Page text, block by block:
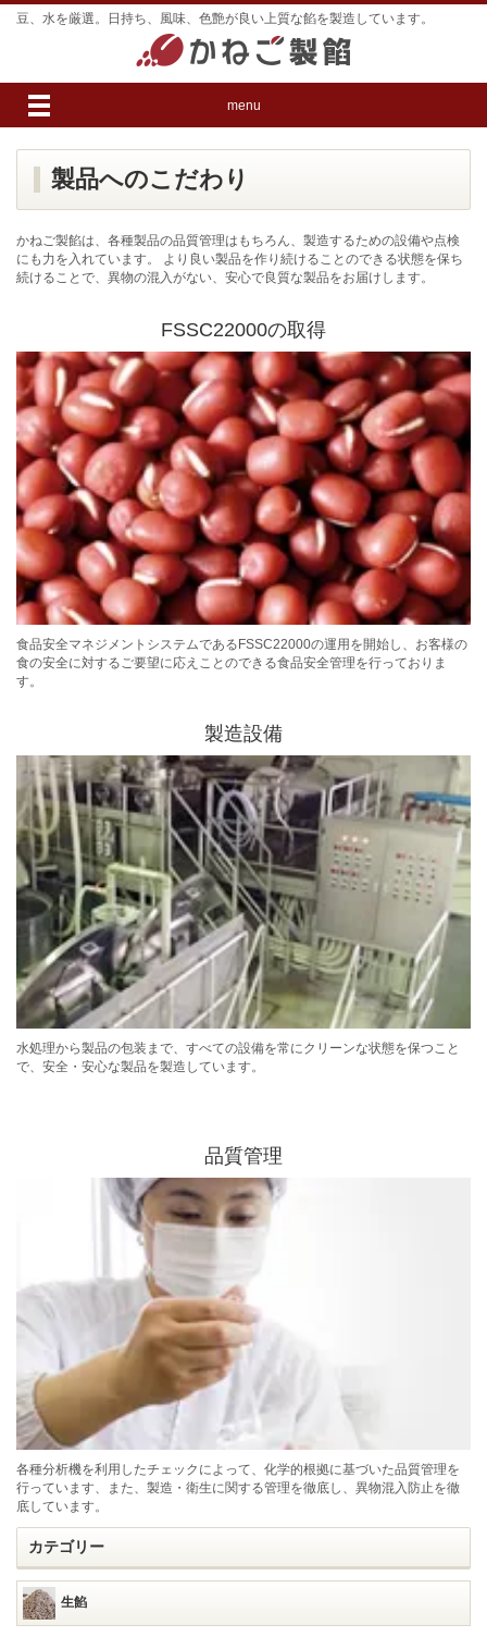
豆、水を厳選。日持ち、風味、色艶が良い上質な餡を製造しています。
menu
製品へのこだわり
かねご製餡は、各種製品の品質管理はもちろん、製造するための設備や点検
にも力を入れています。 より良い製品を作り続けることのできる状態を保ち
続けることで、異物の混入がない、安心で良質な製品をお届けします。
FSSC22000の取得
食品安全マネジメントシステムであるFSSC22000の運用を開始し、お客様の
食の安全に対するご要望に応えことのできる食品安全管理を行っておりま
す。
製造設備
水処理から製品の包装まで、すべての設備を常にクリーンな状態を保つこと
で、安全・安心な製品を製造しています。
品質管理
各種分析機を利用したチェックによって、化学的根拠に基づいた品質管理を
行っています、また、製造・衛生に関する管理を徹底し、異物混入防止を徹
底しています。
カテゴリー
生餡